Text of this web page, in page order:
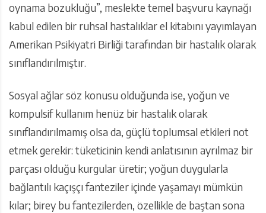
oynama bozukluğu”, meslekte temel başvuru kaynağı
kabul edilen bir ruhsal hastalıklar el kitabını yayımlayan
Amerikan Psikiyatri Birliği tarafından bir hastalık olarak
sınıflandırılmıştır.
Sosyal ağlar söz konusu olduğunda ise, yoğun ve
kompulsif kullanım henüz bir hastalık olarak
sınıflandırılmamış olsa da, güçlü toplumsal etkileri not
etmek gerekir: tüketicinin kendi anlatısının ayrılmaz bir
parçası olduğu kurgular üretir; yoğun duygularla
bağlantılı kaçışçı fanteziler içinde yaşamayı mümkün
kılar; birey bu fantezilerden, özellikle de baştan sona